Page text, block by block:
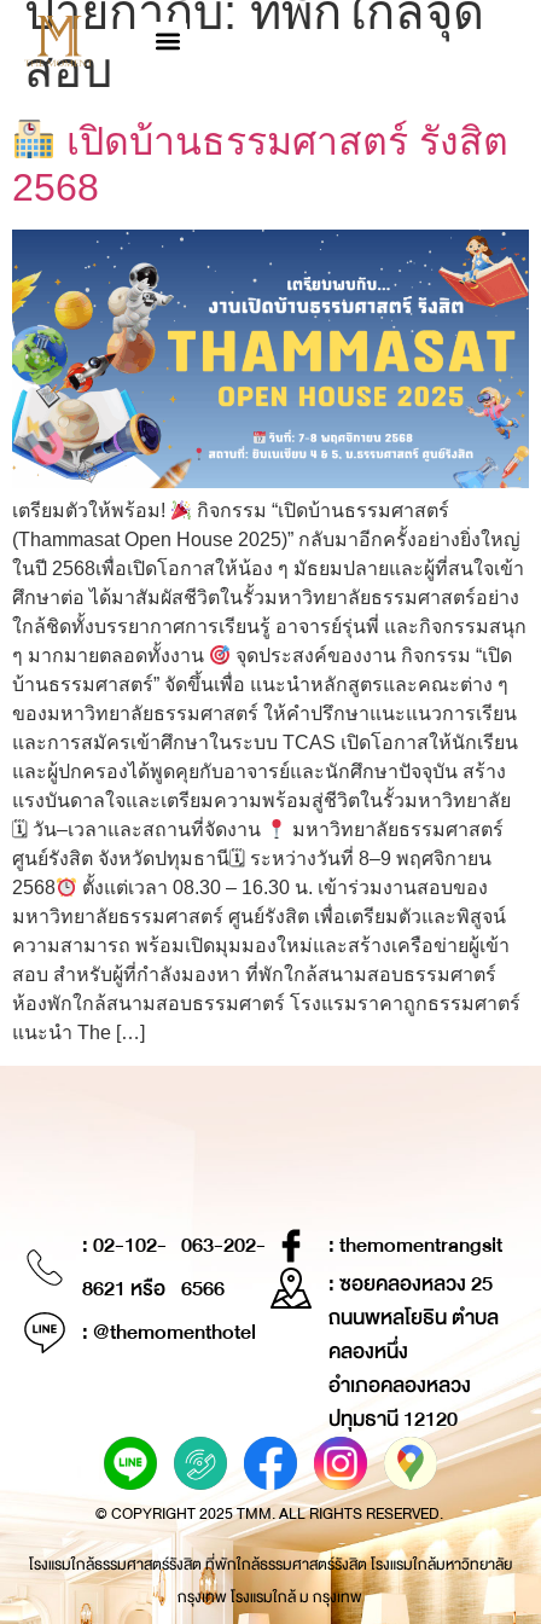
ป้ายกำกับ: ที่พักใกล้จุด
สอบ
เปิดบ้านธรรมศาสตร์ รังสิต
2568
เตรียมตัวให้พร้อม!
กิจกรรม “เปิดบ้านธรรมศาสตร์
(Thammasat Open House 2025)” กลับมาอีกครั้งอย่างยิ่งใหญ่
ในปี 2568เพื่อเปิดโอกาสให้น้อง ๆ มัธยมปลายและผู้ที่สนใจเข้า
ศึกษาต่อ ได้มาสัมผัสชีวิตในรั้วมหาวิทยาลัยธรรมศาสตร์อย่าง
ใกล้ชิดทั้งบรรยากาศการเรียนรู้ อาจารย์รุ่นพี่ และกิจกรรมสนุก
ๆ มากมายตลอดทั้งงาน
จุดประสงค์ของงาน กิจกรรม “เปิด
บ้านธรรมศาสตร์” จัดขึ้นเพื่อ แนะนำหลักสูตรและคณะต่าง ๆ
ของมหาวิทยาลัยธรรมศาสตร์ ให้คำปรึกษาแนะแนวการเรียน
และการสมัครเข้าศึกษาในระบบ TCAS เปิดโอกาสให้นักเรียน
และผู้ปกครองได้พูดคุยกับอาจารย์และนักศึกษาปัจจุบัน สร้าง
แรงบันดาลใจและเตรียมความพร้อมสู่ชีวิตในรั้วมหาวิทยาลัย
🗓 วัน–เวลาและสถานที่จัดงาน
มหาวิทยาลัยธรรมศาสตร์
ศูนย์รังสิต จังหวัดปทุมธานี🗓 ระหว่างวันที่ 8–9 พฤศจิกายน
2568
ตั้งแต่เวลา 08.30 – 16.30 น. เข้าร่วมงานสอบของ
มหาวิทยาลัยธรรมศาสตร์ ศูนย์รังสิต เพื่อเตรียมตัวและพิสูจน์
ความสามารถ พร้อมเปิดมุมมองใหม่และสร้างเครือข่ายผู้เข้า
สอบ สำหรับผู้ที่กำลังมองหา ที่พักใกล้สนามสอบธรรมศาตร์
ห้องพักใกล้สนามสอบธรรมศาตร์ โรงแรมราคาถูกธรรมศาตร์
แนะนำ The […]
: 02-102-
8621 หรือ
063-202-
6566
: @themomenthotel
: themomentrangsit
: ซอยคลองหลวง 25
ถนนพหลโยธิน ตำบล
คลองหนึ่ง
อำเภอคลองหลวง
ปทุมธานี 12120
© COPYRIGHT 2025 TMM. ALL RIGHTS RESERVED.
โรงแรมใกล้ธรรมศาสตร์รังสิต ที่พักใกล้ธรรมศาสตร์รังสิต โรงแรมใกล้มหาวิทยาลัย
กรุงเทพ โรงแรมใกล้ ม กรุงเทพ